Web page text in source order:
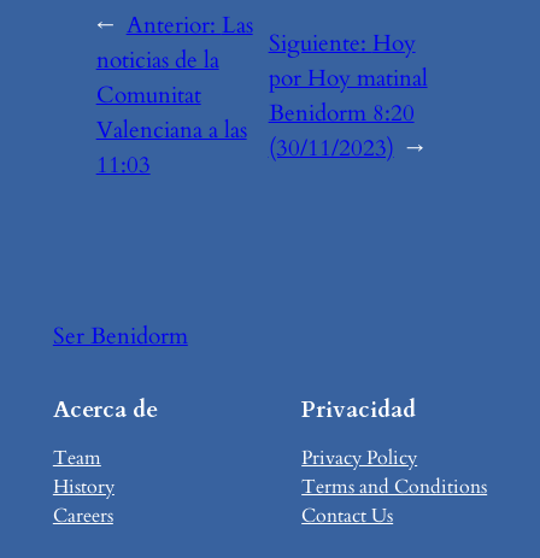
← Anterior: Las
noticias de la
Comunitat
Valenciana a las
11:03
Siguiente: Hoy
por Hoy matinal
Benidorm 8:20
(30/11/2023) →
Ser Benidorm
Acerca de
Team
History
Careers
Privacidad
Privacy Policy
Terms and Conditions
Contact Us